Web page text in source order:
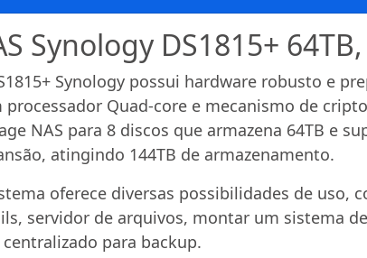
Synology DS1815+
Synology possui hardware robusto e
processador Quad-core e mecanismo de
NAS para 8 discos que armazena 64TB e
atingindo 144TB de armazenamento.
oferece diversas possibilidades de uso,
servidor de arquivos, montar um sistema
centralizado para backup.